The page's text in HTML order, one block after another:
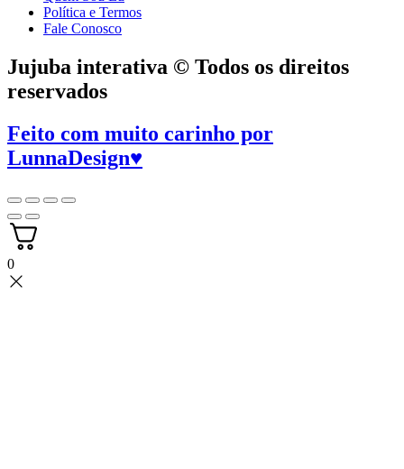
Política e Termos
Fale Conosco
Jujuba interativa © Todos os direitos
reservados
Feito com muito carinho por
LunnaDesign♥
0